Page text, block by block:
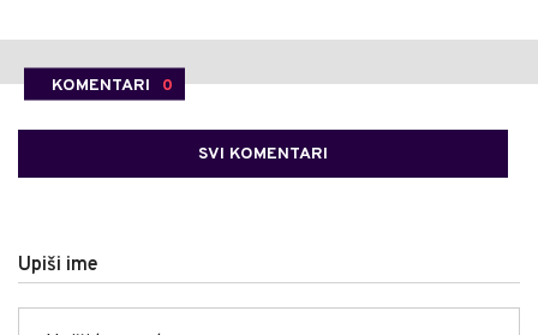
KOMENTARI 0
SVI KOMENTARI
Upiši ime